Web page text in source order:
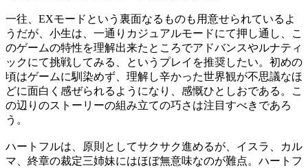
一往、EXモードという裏面なるものも用意せられているよ
うだが、小生は、一通りカジュアルモードにて押し通し、こ
のゲームの特性を理解出来たところでアドバンスやルナティ
ックにて挑戦してみる、というプレイを推奨したい。初めの
頃はゲームに馴染めず、理解し辛かった世界観が不思議なほ
どに面白く感ぜられるようになり、感慨ひとしおである。こ
の辺りのストーリーの組み立ての巧さは注目すべきであろ
う。
ハートフルは、原則としてサクサク進めるが、イスラ、カル
マ、終章の裁定三姉妹にはほぼ無意味なのが難点。ハートフ